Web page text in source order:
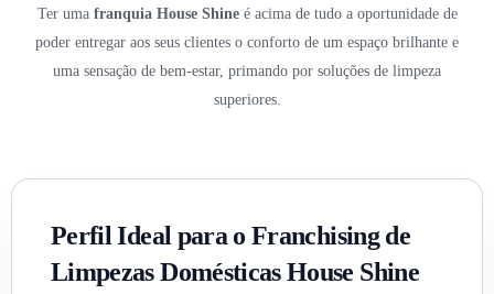
Ter uma franquia House Shineé acima de tudo a oportunidade de
poder entregar aos seus clientes o conforto de um espaço brilhante e
uma sensação de bem-estar, primando por soluções de limpeza
superiores.
Perfil Ideal para o Franchising de
Limpezas Domésticas House Shine